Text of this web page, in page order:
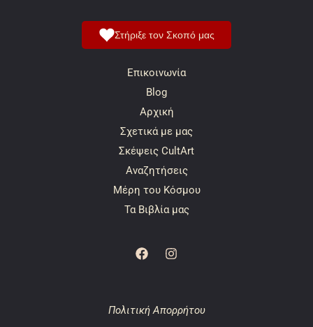
Στήριξε τον Σκοπό μας
Επικοινωνία
Blog
Αρχική
Σχετικά με μας
Σκέψεις CultArt
Αναζητήσεις
Μέρη του Κόσμου
Τα Βιβλία μας
Πολιτική Απορρήτου